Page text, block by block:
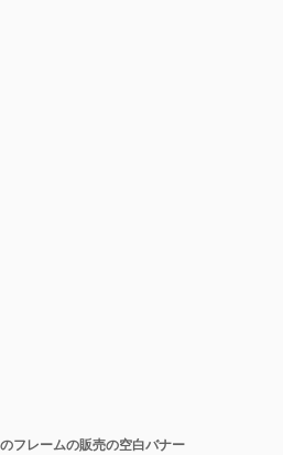
フレームの販売の空白バナー